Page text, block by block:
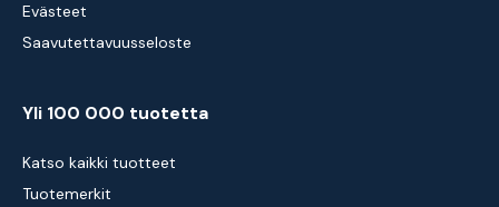
Evästeet
Saavutettavuusseloste
Yli 100 000 tuotetta
Katso kaikki tuotteet
Tuotemerkit